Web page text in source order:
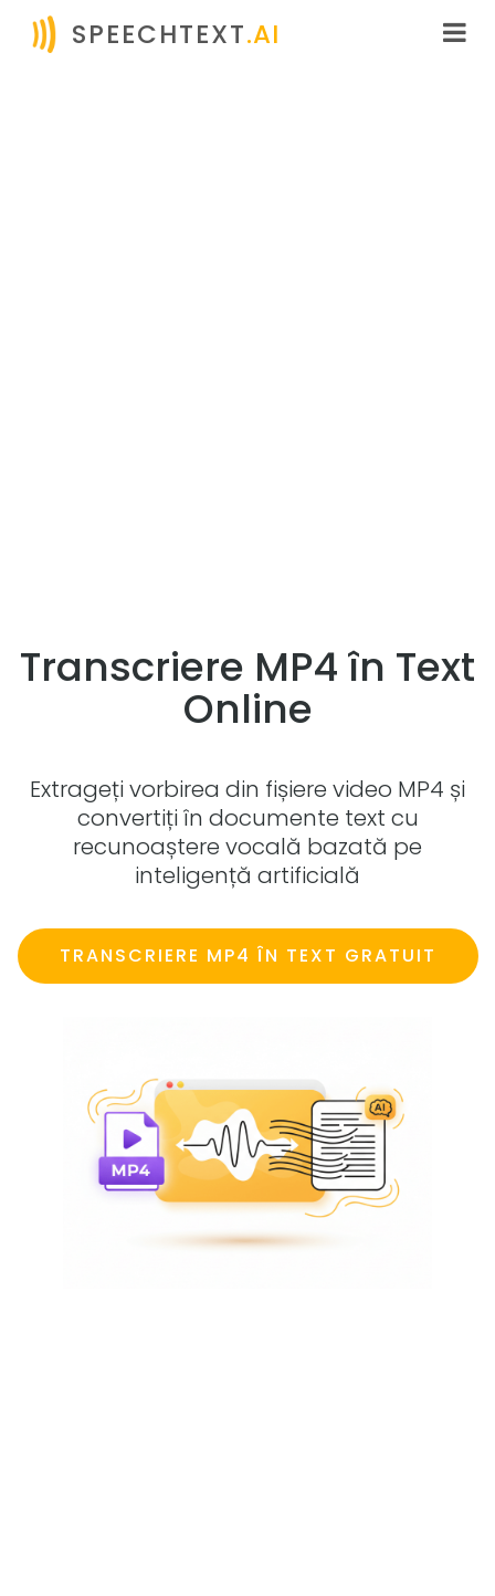
SPEECHTEXT.AI
Transcriere MP4 în Text
Online
Extrageți vorbirea din fișiere video MP4 și
convertiți în documente text cu
recunoaștere vocală bazată pe
inteligență artificială
TRANSCRIERE MP4 ÎN TEXT GRATUIT